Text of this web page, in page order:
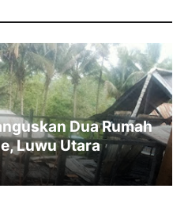
Dua Rumah
Luwu Utara